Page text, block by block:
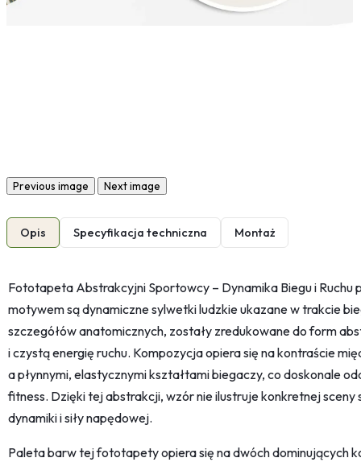
Previous image Next image
Opis Specyfikacja techniczna Montaż
Fototapeta Abstrakcyjni Sportowcy – Dynamika Biegu i
motywem są dynamiczne sylwetki ludzkie ukazane w trakcie
szczegółów anatomicznych, zostały zredukowane do form
i czystą energię ruchu. Kompozycja opiera się na kontraście
a płynnymi, elastycznymi kształtami biegaczy, co doskonale
fitness. Dzięki tej abstrakcji, wzór nie ilustruje konkretnej
dynamiki i siły napędowej.
Paleta barw tej fototapety opiera się na dwóch dominujących